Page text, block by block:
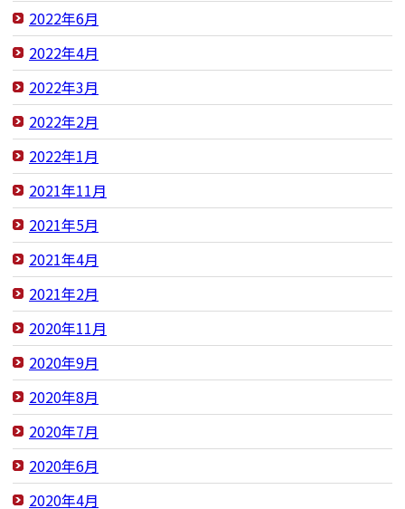
2022年6月
2022年4月
2022年3月
2022年2月
2022年1月
2021年11月
2021年5月
2021年4月
2021年2月
2020年11月
2020年9月
2020年8月
2020年7月
2020年6月
2020年4月